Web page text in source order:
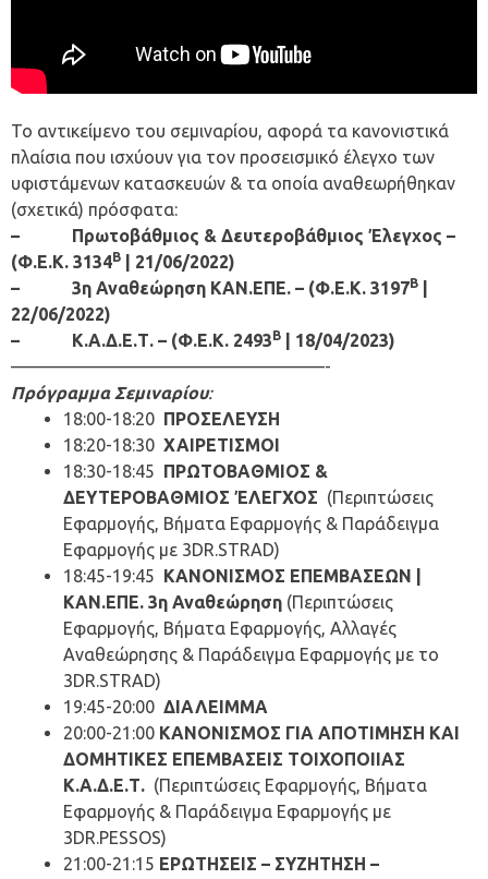
Το αντικείμενο του σεμιναρίου, αφορά τα κανονιστικά
πλαίσια που ισχύουν για τον προσεισμικό έλεγχο των
υφιστάμενων κατασκευών & τα οποία αναθεωρήθηκαν
(σχετικά) πρόσφατα:
–
Πρωτοβάθμιος & Δευτεροβάθμιος Έλεγχος –
(Φ.Ε.Κ. 3134Β
| 21/06/2022)
– 3η Αναθεώρηση ΚΑΝ.ΕΠΕ. – (Φ.Ε.Κ. 3197Β
22/06/2022)
– Κ.Α.Δ.Ε.Τ. – (Φ.Ε.Κ. 2493Β
| 18/04/2023)
——————————————————-
Πρόγραμμα Σεμιναρίου:
18:00-18:20
ΠΡΟΣΕΛΕΥΣΗ
18:20-18:30 ΧΑΙΡΕΤΙΣΜΟΙ
18:30-18:45
ΠΡΩΤΟΒΑΘΜΙΟΣ &
ΔΕΥΤΕΡΟΒΑΘΜΙΟΣ ΈΛΕΓΧΟΣ (Περιπτώσεις
Εφαρμογής, Βήματα Εφαρμογής & Παράδειγμα
Εφαρμογής με 3DR.STRAD)
18:45-19:45
ΚΑΝΟΝΙΣΜΟΣ ΕΠΕΜΒΑΣΕΩΝ |
ΚΑΝ.ΕΠΕ. 3η Αναθεώρηση (Περιπτώσεις
Εφαρμογής, Βήματα Εφαρμογής, Αλλαγές
Αναθεώρησης & Παράδειγμα Εφαρμογής με το
3DR.STRAD)
19:45-20:00 ΔΙΑΛΕΙΜΜΑ
20:00-21:00 ΚΑΝΟΝΙΣΜΟΣ ΓΙΑ ΑΠΟΤΙΜΗΣΗ ΚΑΙ
ΔΟΜΗΤΙΚΕΣ ΕΠΕΜΒΑΣΕΙΣ ΤΟΙΧΟΠΟΙΙΑΣ
Κ.Α.Δ.Ε.Τ. (Περιπτώσεις Εφαρμογής, Βήματα
Εφαρμογής & Παράδειγμα Εφαρμογής με
3DR.PESSOS)
21:00-21:15 ΕΡΩΤΗΣΕΙΣ – ΣΥΖΗΤΗΣΗ –